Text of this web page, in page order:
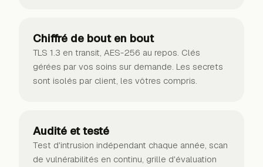
Chiffré de bout en bout
TLS 1.3 en transit, AES-256 au repos. Clés
gérées par vos soins sur demande. Les secrets
sont isolés par client, les vôtres compris.
Audité et testé
Test d'intrusion indépendant chaque année, scan
de vulnérabilités en continu, grille d'évaluation